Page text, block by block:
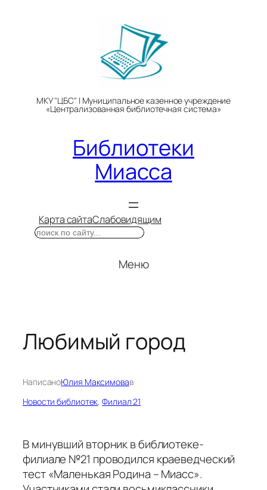
МКУ "ЦБС" | Муниципальное казенное учреждение
«Централизованная библиотечная система»
Библиотеки
Миасса
Карта сайтаСлабовидящим
Поиск
Меню
Любимый город
НаписаноЮлия Максимовав
Новости библиотек, Филиал 21
В минувший вторник в библиотеке-
филиале №21 проводился краеведческий
тест «Маленькая Родина – Миасс».